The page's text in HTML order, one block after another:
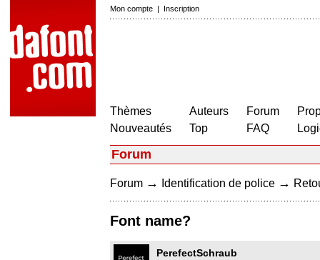
Mon compte | Inscription
Thèmes
Nouveautés
Auteurs
Top
Forum
FAQ
Forum
Forum → Identification de police →
Font name?
PerefectSchraub